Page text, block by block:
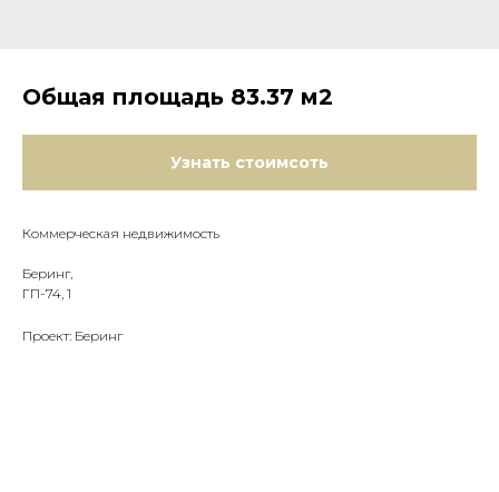
Общая площадь 83.37 м2
Узнать стоимсоть
Коммерческая недвижимость
Беринг,
ГП-74, 1
Проект: Беринг